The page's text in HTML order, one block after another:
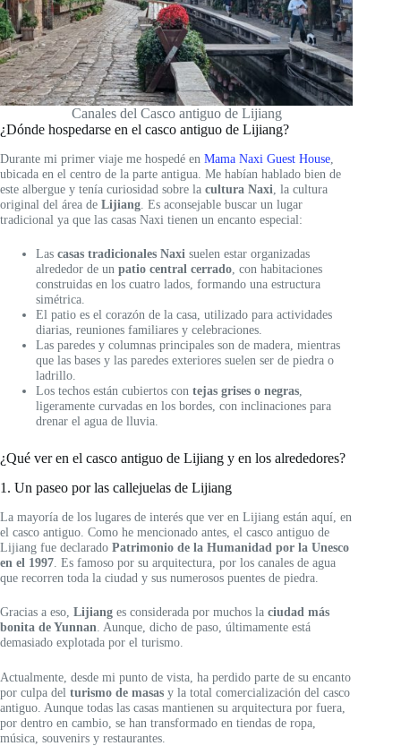
Canales del Casco antiguo de Lijiang
¿Dónde hospedarse en el casco antiguo de Lijiang?
Durante mi primer viaje me hospedé en Mama Naxi Guest House
ubicada en el centro de la parte antigua. Me habían hablado bien de
este albergue y tenía curiosidad sobre la cultura Naxi , la cultura
original del área de Lijiang . Es aconsejable buscar un lugar
tradicional ya que las casas Naxi tienen un encanto especial:
Las casas tradicionales Naxi suelen estar organizadas
alrededor de un patio central cerrado, con habitaciones
construidas en los cuatro lados, formando una estructura
simétrica.
El patio es el corazón de la casa, utilizado para actividades
diarias, reuniones familiares y celebraciones.
Las paredes y columnas principales son de madera, mientras
que las bases y las paredes exteriores suelen ser de piedra o
ladrillo.
Los techos están cubiertos con tejas grises o negras,
ligeramente curvadas en los bordes, con inclinaciones para
drenar el agua de lluvia.
¿Qué ver en el casco antiguo de Lijiang y en los alrededores?
1. Un paseo por las callejuelas de Lijiang
La mayoría de los lugares de interés que ver en Lijiang están aquí, en
el casco antiguo. Como he mencionado antes, el casco antiguo de
Lijiang fue declarado Patrimonio de la Humanidad por la Unesco
en el 1997 . Es famoso por su arquitectura, por los canales de agua
que recorren toda la ciudad y sus numerosos puentes de piedra.
Gracias a eso, Lijiang es considerada por muchos la ciudad más
bonita de Yunnan. Aunque, dicho de paso, últimamente está
demasiado explotada por el turismo.
Actualmente, desde mi punto de vista, ha perdido parte de su encanto
por culpa del turismo de masas y la total comercialización del casco
antiguo. Aunque todas las casas mantienen su arquitectura por fuera,
por dentro en cambio, se han transformado en tiendas de ropa,
música, souvenirs y restaurantes.